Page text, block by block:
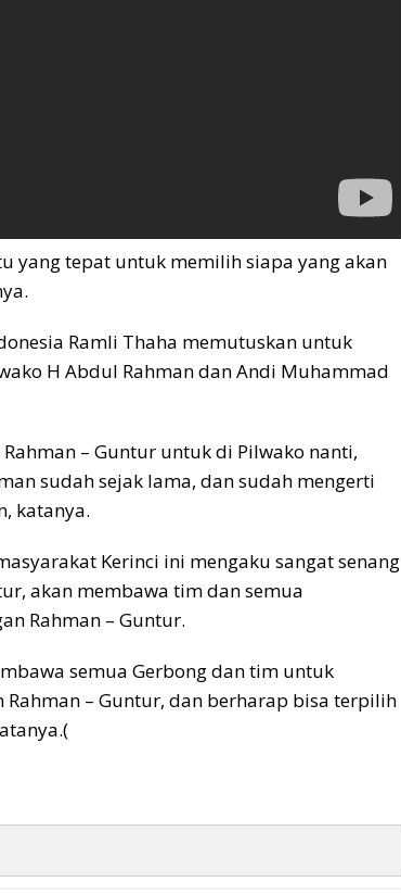
yang tepat untuk memilih siapa yang akan
Ramli Thaha memutuskan untuk
H Abdul Rahman dan Andi Muhammad
– Guntur untuk di Pilwako nanti,
sudah sejak lama, dan sudah mengerti
katanya.
Kerinci ini mengaku sangat senang
akan membawa tim dan semua
Rahman – Guntur.
semua Gerbong dan tim untuk
– Guntur, dan berharap bisa terpilih